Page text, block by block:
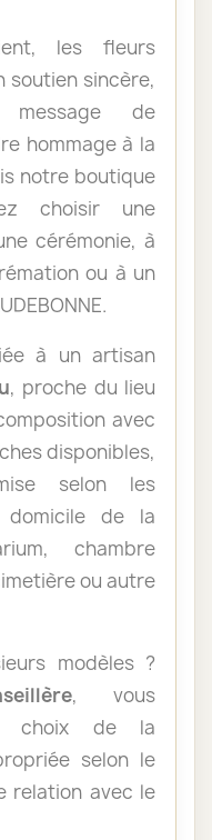
les fleurs
soutien sincère,
de
hommage à la
notre boutique
choisir une
cérémonie, à
ou à un
à un artisan
, proche du lieu
avec
disponibles,
selon les
domicile de la
chambre
ou autre
modèles ?
, vous
choix de la
selon le
relation avec le